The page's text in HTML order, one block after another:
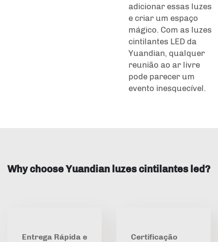
adicionar essas luzes
e criar um espaço
mágico. Com as luzes
cintilantes LED da
Yuandian, qualquer
reunião ao ar livre
pode parecer um
evento inesquecível.
Why choose Yuandian luzes cintilantes led?
Entrega Rápida e
Certificação